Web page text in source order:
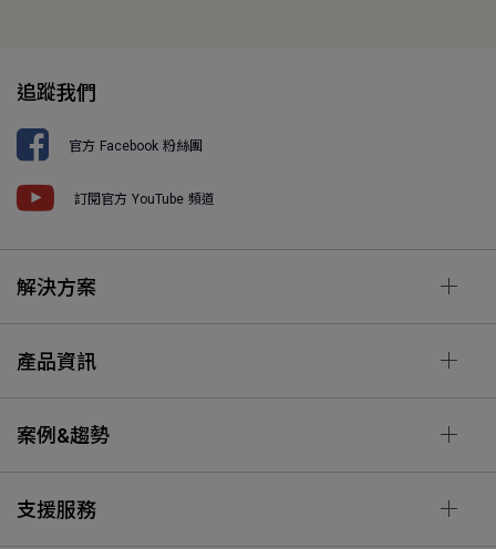
追蹤我們
官方 Facebook 粉絲團
訂閱官方 YouTube 頻道
解決方案
產品資訊
案例&趨勢
支援服務